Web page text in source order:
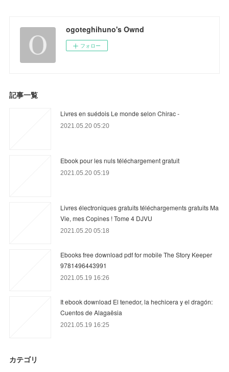
ogoteghihuno's Ownd
フォロー
記事一覧
Livres en suédois Le monde selon Chirac -
2021.05.20 05:20
Ebook pour les nuls téléchargement gratuit
2021.05.20 05:19
Livres électroniques gratuits téléchargements gratuits Ma
Vie, mes Copines ! Tome 4 DJVU
2021.05.20 05:18
Ebooks free download pdf for mobile The Story Keeper
9781496443991
2021.05.19 16:26
It ebook download El tenedor, la hechicera y el dragón:
Cuentos de Alagaësia
2021.05.19 16:25
カテゴリ